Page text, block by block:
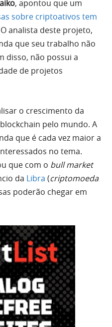
, apontou que um
sobre criptoativos tem
analista deste projeto,
que seu trabalho não
disso, não possui a
de projetos
o crescimento da
pelo mundo. A
que é cada vez maior a
no tema.
que com o bull market
da Libra (criptomoeda
poderão chegar em